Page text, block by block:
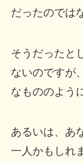
だったのでは
そうだったと
ないのですが
なもののよう
あるいは、あ
一人かもしれ